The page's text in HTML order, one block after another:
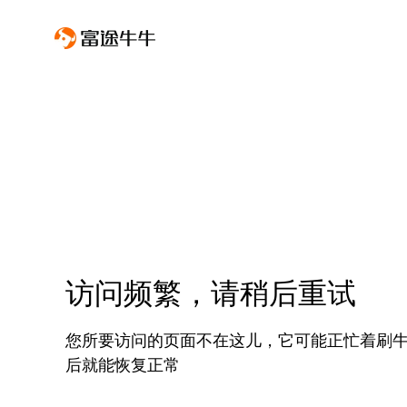
访问频繁，请稍后重试
您所要访问的页面不在这儿，它可能正忙着刷
后就能恢复正常